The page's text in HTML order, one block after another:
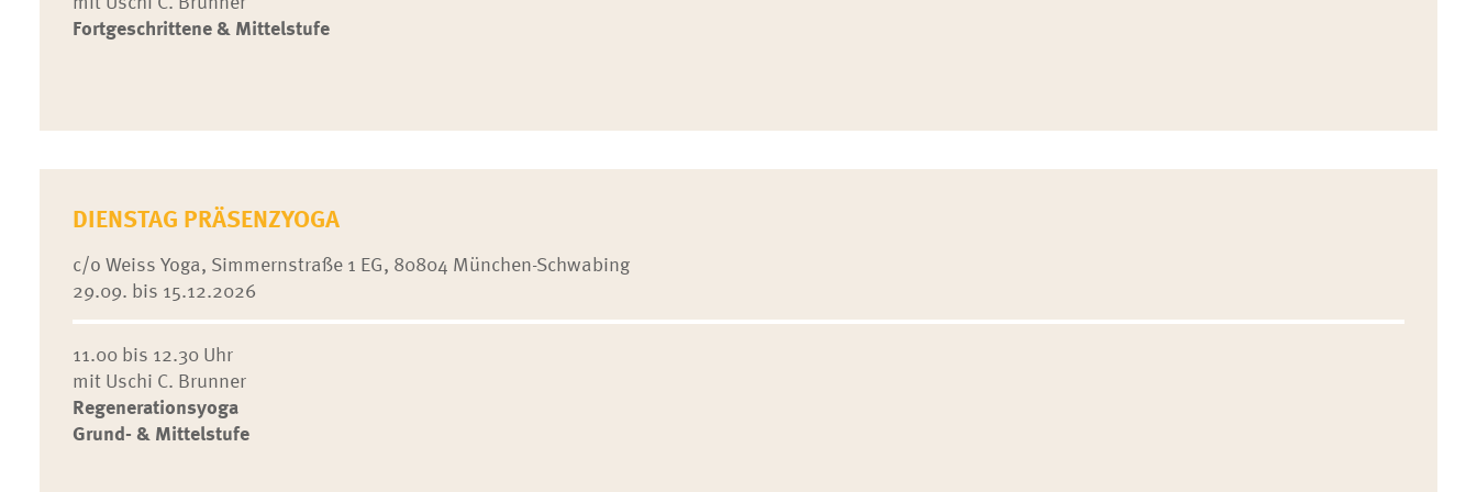
Fortgeschrittene & Mittelstufe
DIENSTAG PRÄSENZYOGA
c/o Weiss Yoga, Simmernstraße 1 EG, 80804 München-Schwabing
29.09. bis 15.12.2026
11.00 bis 12.30 Uhr
mit Uschi C. Brunner
Regenerationsyoga
Grund- & Mittelstufe